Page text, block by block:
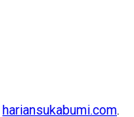
hariansukabumi.com.